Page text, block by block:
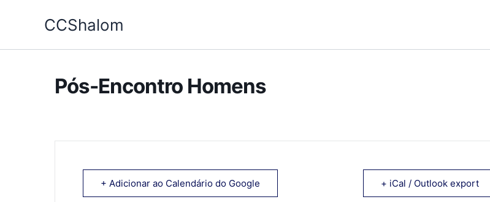
CCShalom
Pós-Encontro Homens
+ Adicionar ao Calendário do Google + iCal / Outlook export